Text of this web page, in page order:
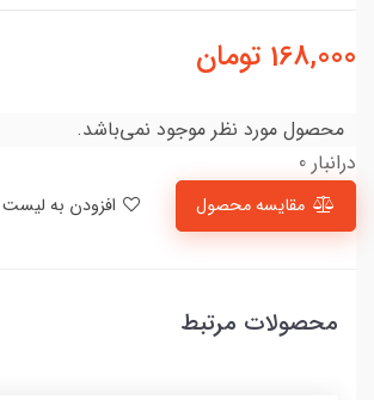
168,000 تومان
محصول مورد نظر موجود نمی‌باشد.
درانبار 0
مقایسه محصول
محصولات مرتبط